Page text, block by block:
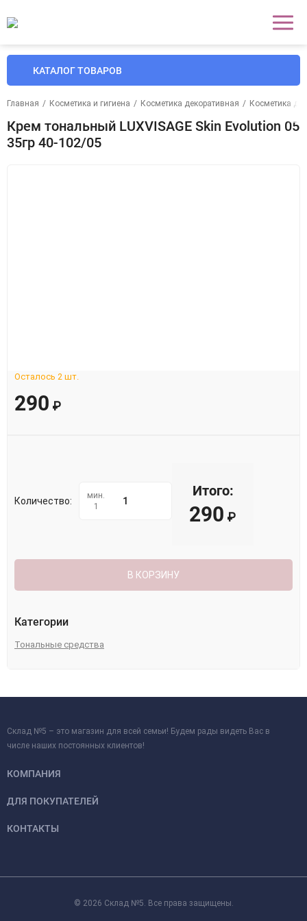
КАТАЛОГ ТОВАРОВ
Главная / Косметика и гигиена / Косметика декоративная / Косметика
Крем тональный LUXVISAGE Skin Evolution 05
35гр 40-102/05
Осталось 2 шт.
290 ₽
Количество:
мин.
1
Итого:
290 ₽
В КОРЗИНУ
Категории
Тональные средства
Склад №5 – это магазин для всей семьи! Будем рады видеть Вас в
числе наших постоянных клиентов!
КОМПАНИЯ
ДЛЯ ПОКУПАТЕЛЕЙ
КОНТАКТЫ
© 2026 Склад №5. Все права защищены.